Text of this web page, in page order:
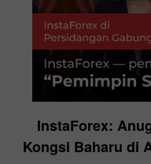
InstaForex:
Kongsi Baharu di